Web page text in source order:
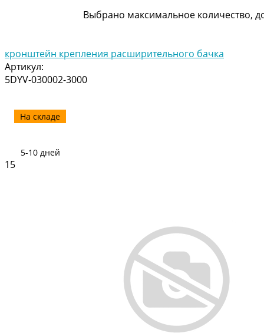
15
Выбрано максимальное количество,
кронштейн крепления расширительного бачка
Артикул:
5DYV-030002-3000
На складе
5-10 дней